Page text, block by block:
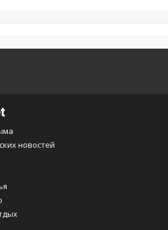
новостей